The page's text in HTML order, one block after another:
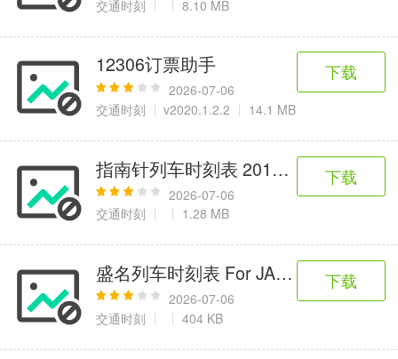
交通时刻
8.10 MB
12306订票助手
2026-07-06
交通时刻
v2020.1.2.2 14.1 MB
下载
指南针列车时刻表 2012.05.05
2026-07-06
交通时刻
1.28 MB
下载
盛名列车时刻表 For JAVA 2012.11.01
2026-07-06
交通时刻
404 KB
下载